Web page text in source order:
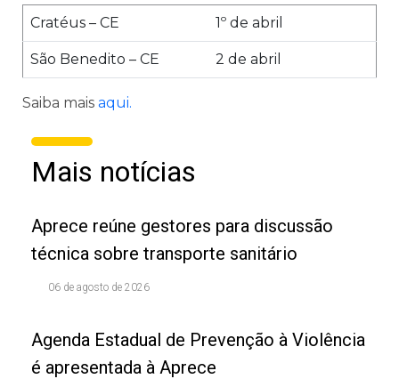
Cratéus – CE 1º de abril
São Benedito – CE 2 de abril
Saiba mais aqui.
Mais notícias
Aprece reúne gestores para discussão
técnica sobre transporte sanitário
06 de agosto de 2026
Agenda Estadual de Prevenção à Violência
é apresentada à Aprece